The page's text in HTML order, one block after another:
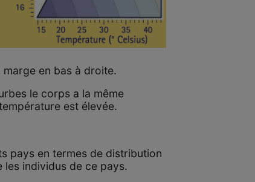
marge en bas à droite.
le corps a la même
est élevée.
pays en termes de distribution
les individus de ce pays.